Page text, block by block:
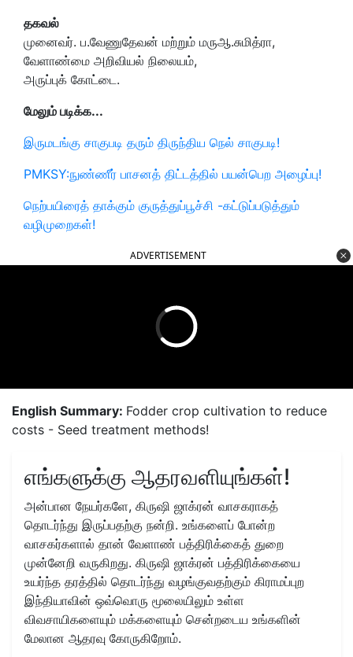
தகவல்
முனைவர். ப.வேணுதேவன் மற்றும் மருஆ.சுமித்ரா,
வேளாண்மை அறிவியல் நிலையம்,
அருப்புக் கோட்டை.
மேலும் படிக்க...
இருமடங்கு சாகுபடி தரும் திருந்திய நெல் சாகுபடி!
PMKSY:நுண்ணீர் பாசனத் திட்டத்தில் பயன்பெற அழைப்பு!
நெற்பயிரைத் தாக்கும் குருத்துப்பூச்சி -கட்டுப்படுத்தும்
வழிமுறைகள்!
ADVERTISEMENT
English Summary: Fodder crop cultivation to reduce
costs - Seed treatment methods!
எங்களுக்கு ஆதரவளியுங்கள்!
அன்பான நேயர்களே, கிருஷி ஜாக்ரன் வாசகராகத்
தொடர்ந்து இருப்பதற்கு நன்றி. உங்களைப் போன்ற
வாசகர்களால் தான் வேளாண் பத்திரிக்கைத் துறை
முன்னேறி வருகிறது. கிருஷி ஜாக்ரன் பத்திரிக்கையை
உயர்ந்த தரத்தில் தொடர்ந்து வழங்குவதற்கும் கிராமப்புற
இந்தியாவின் ஒவ்வொரு மூலையிலும் உள்ள
விவசாயிகளையும் மக்களையும் சென்றடைய உங்களின்
மேலான ஆதரவு கோருகிறோம்.